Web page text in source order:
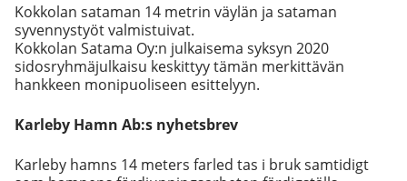
Kokkolan sataman 14 metrin väylän ja sataman
syvennystyöt valmistuivat.
Kokkolan Satama Oy:n julkaisema syksyn 2020
sidosryhmäjulkaisu keskittyy tämän merkittävän
hankkeen monipuoliseen esittelyyn.
Karleby Hamn Ab:s nyhetsbrev
Karleby hamns 14 meters farled tas i bruk samtidigt